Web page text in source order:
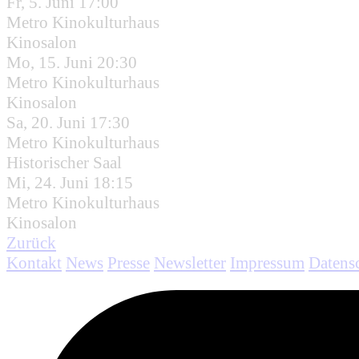
Metro Kinokulturhaus
Kinosalon
Mo, 15. Juni 20:30
Metro Kinokulturhaus
Kinosalon
Sa, 20. Juni 17:30
Metro Kinokulturhaus
Historischer Saal
Mi, 24. Juni 18:15
Metro Kinokulturhaus
Kinosalon
Zurück
Kontakt News Presse Newsletter Impressum